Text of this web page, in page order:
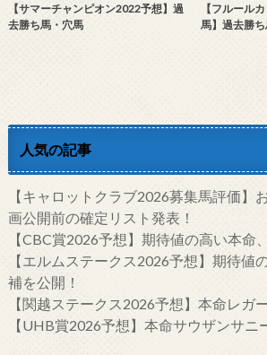
【サマーチャンピオン2022予想】過
去勝ち馬・穴馬
【フルール
馬】過去勝
人気の記事
【キャロットクラブ2026募集馬評価】
画公開前の確定リスト発表！
【CBC賞2026予想】期待値の高い本命
【エルムステークス2026予想】期待値
補を公開！
【関越ステークス2026予想】本命レガ
【UHB賞2026予想】本命サウザンサニ